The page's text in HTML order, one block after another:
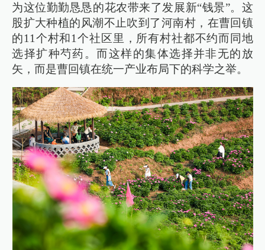
为这位勤勤恳恳的花农带来了发展新“钱景”。这
股扩大种植的风潮不止吹到了河南村，在曹回镇
的11个村和1个社区里，所有村社都不约而同地
选择扩种芍药。而这样的集体选择并非无的放
矢，而是曹回镇在统一产业布局下的科学之举。